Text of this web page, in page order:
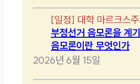
[일정] 대학 마르크스
부정선거 음모론을 계
음모론이란 무엇인가
2026년 6월 15일